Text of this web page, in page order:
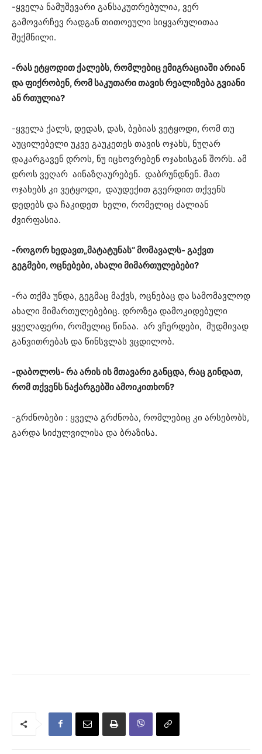
-ყველა ნამუშევარი განსაკუთრებულია, ვერ
გამოვარჩევ რადგან თითოეული სიყვარულითაა
შექმნილი.
-რას ეტყოდით ქალებს, რომლებიც ემიგრაციაში არიან
და ფიქრობენ, რომ საკუთარი თავის რეალიზება გვიანი
ან რთულია?
-ყველა ქალს, დედას, დას, ბებიას ვეტყოდი, რომ თუ
აუცილებელი უკვე გაუკეთეს თავის ოჯახს, ნუღარ
დაკარგავენ დროს, ნუ იცხოვრებენ ოჯახისგან შორს. ამ
დროს ვეღარ აინაზღაურებენ. დაბრუნდნენ. მათ
ოჯახებს კი ვეტყოდი, დაუდექით გვერდით თქვენს
დედებს და ჩაკიდეთ ხელი, რომელიც ძალიან
ძვირფასია.
-როგორ ხედავთ„მატატუნას“ მომავალს- გაქვთ
გეგმები, ოცნებები, ახალი მიმართულებები?
-რა თქმა უნდა, გეგმაც მაქვს, ოცნებაც და სამომავლოდ
ახალი მიმართულებებიც. დროზეა დამოკიდებული
ყველაფერი, რომელიც წინაა. არ ვჩერდები, მუდმივად
განვითრებას და წინსვლას ვცდილობ.
-დაბოლოს- რა არის ის მთავარი განცდა, რაც გინდათ,
რომ თქვენს ნაქარგებში ამოიკითხონ?
-გრძნობები : ყველა გრძნობა, რომლებიც კი არსებობს,
გარდა სიძულვილისა და ბრაზისა.